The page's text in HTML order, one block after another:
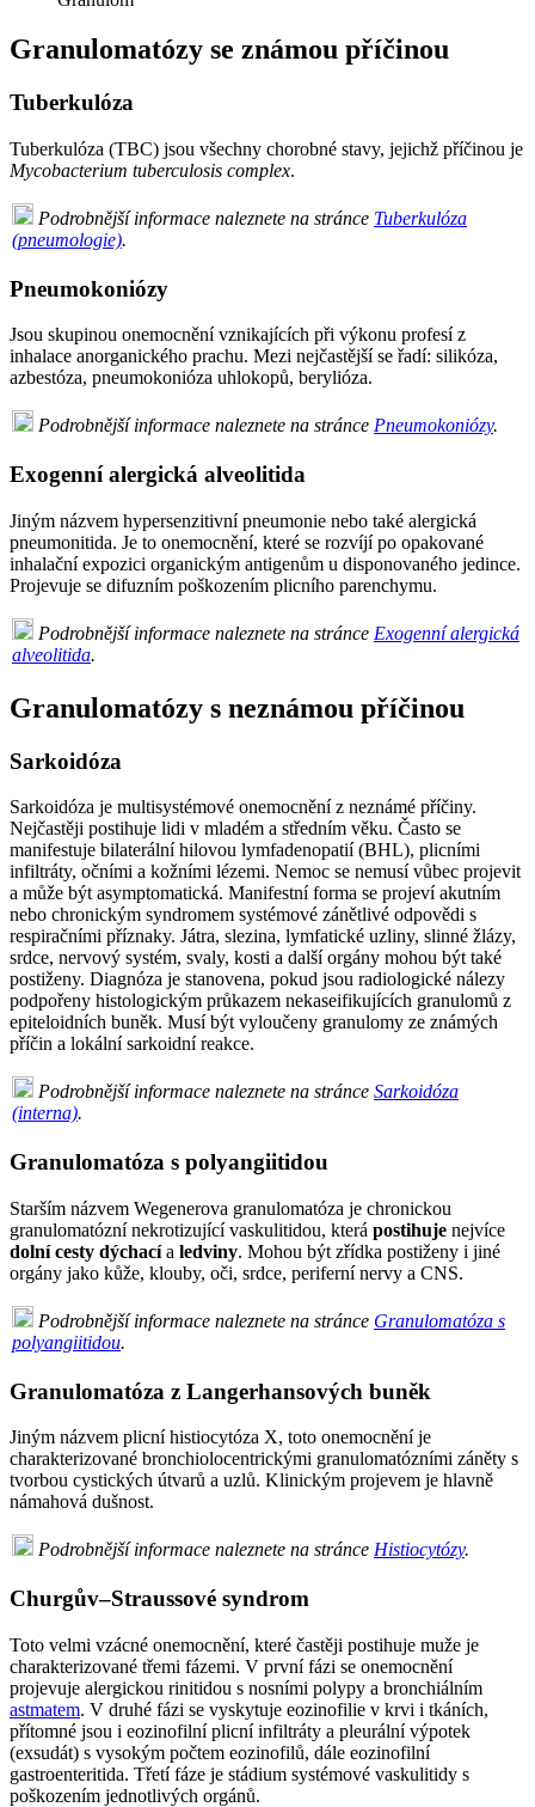
Granulomatózy se známou příčinou
Tuberkulóza
Tuberkulóza (TBC) jsou všechny chorobné stavy, jejichž příčinou je
Mycobacterium tuberculosis complex.
Podrobnější informace naleznete na stránce Tuberkulóza
(pneumologie).
Pneumokoniózy
Jsou skupinou onemocnění vznikajících při výkonu profesí z
inhalace anorganického prachu. Mezi nejčastější se řadí: silikóza,
azbestóza, pneumokonióza uhlokopů, berylióza.
Podrobnější informace naleznete na stránce Pneumokoniózy.
Exogenní alergická alveolitida
Jiným názvem hypersenzitivní pneumonie nebo také alergická
pneumonitida. Je to onemocnění, které se rozvíjí po opakované
inhalační expozici organickým antigenům u disponovaného jedince.
Projevuje se difuzním poškozením plicního parenchymu.
Podrobnější informace naleznete na stránce Exogenní alergická
alveolitida.
Granulomatózy s neznámou příčinou
Sarkoidóza
Sarkoidóza je multisystémové onemocnění z neznámé příčiny.
Nejčastěji postihuje lidi v mladém a středním věku. Často se
manifestuje bilaterální hilovou lymfadenopatií (BHL), plicními
infiltráty, očními a kožními lézemi. Nemoc se nemusí vůbec projevit
a může být asymptomatická. Manifestní forma se projeví akutním
nebo chronickým syndromem systémové zánětlivé odpovědi s
respiračními příznaky. Játra, slezina, lymfatické uzliny, slinné žlázy,
srdce, nervový systém, svaly, kosti a další orgány mohou být také
postiženy. Diagnóza je stanovena, pokud jsou radiologické nálezy
podpořeny histologickým průkazem nekaseifikujících granulomů z
epiteloidních buněk. Musí být vyloučeny granulomy ze známých
příčin a lokální sarkoidní reakce.
Podrobnější informace naleznete na stránce Sarkoidóza
(interna).
Granulomatóza s polyangiitidou
Starším názvem Wegenerova granulomatóza je chronickou
granulomatózní nekrotizující vaskulitidou, která postihuje nejvíce
dolní cesty dýchacía ledviny. Mohou být zřídka postiženy i jiné
orgány jako kůže, klouby, oči, srdce, periferní nervy a CNS.
Podrobnější informace naleznete na stránce Granulomatóza s
polyangiitidou.
Granulomatóza z Langerhansových buněk
Jiným názvem plicní histiocytóza X, toto onemocnění je
charakterizované bronchiolocentrickými granulomatózními záněty s
tvorbou cystických útvarů a uzlů. Klinickým projevem je hlavně
námahová dušnost.
Podrobnější informace naleznete na stránce Histiocytózy.
Churgův–Straussové syndrom
Toto velmi vzácné onemocnění, které častěji postihuje muže je
charakterizované třemi fázemi. V první fázi se onemocnění
projevuje alergickou rinitidou s nosními polypy a bronchiálním
astmatem. V druhé fázi se vyskytuje eozinofilie v krvi i tkáních,
přítomné jsou i eozinofilní plicní infiltráty a pleurální výpotek
(exsudát) s vysokým počtem eozinofilů, dále eozinofilní
gastroenteritida. Třetí fáze je stádium systémové vaskulitidy s
poškozením jednotlivých orgánů.